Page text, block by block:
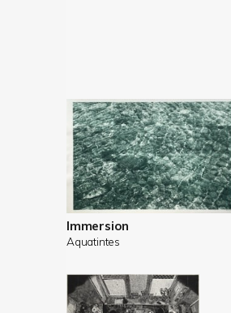
Immersion
Aquatintes